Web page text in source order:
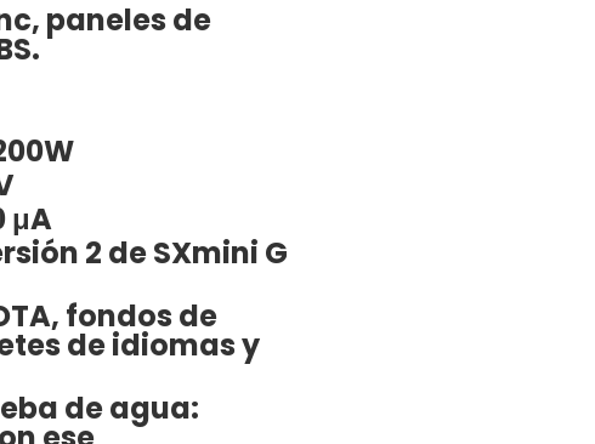
paneles de
μA
2 de SXmini G
fondos de
de idiomas y
de agua: